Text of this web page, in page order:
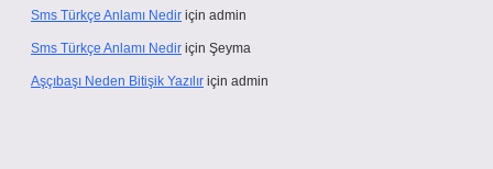
Sms Türkçe Anlamı Nedir için admin
Sms Türkçe Anlamı Nedir için Şeyma
Aşçıbaşı Neden Bitişik Yazılır için admin